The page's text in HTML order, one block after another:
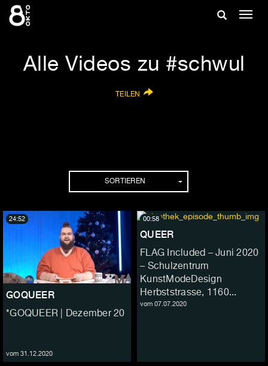
Zum
Inhalt
Suche
Alle Videos zu #schwul
TEILEN
SORTIEREN
GOQUEER
*GOQUEER | Dezember 20
vom 31.12.2020
24:52
QUEER
FLAG Included – Juni 2020
– Schulzentrum
KunstModeDesign
Herbststrasse, 1160...
vom 07.07.2020
00:58